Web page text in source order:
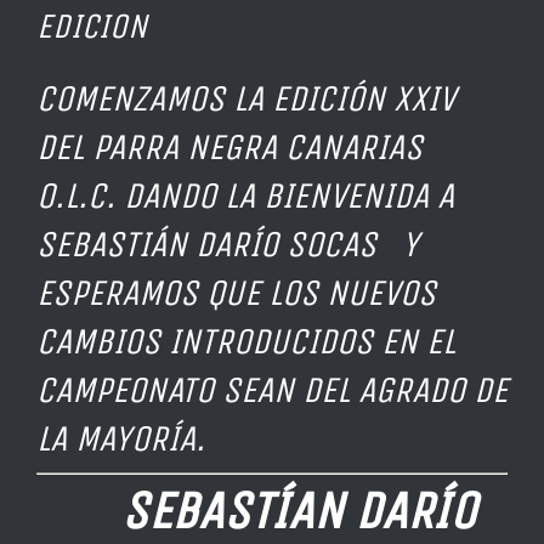
EDICION
COMENZAMOS LA EDICIÓN XXIV
DEL PARRA NEGRA CANARIAS
O.L.C. DANDO LA BIENVENIDA A
SEBASTIÁN DARÍO SOCAS Y
ESPERAMOS QUE LOS NUEVOS
CAMBIOS INTRODUCIDOS EN EL
CAMPEONATO SEAN DEL AGRADO DE
LA MAYORÍA.
SEBASTÍAN DARÍO